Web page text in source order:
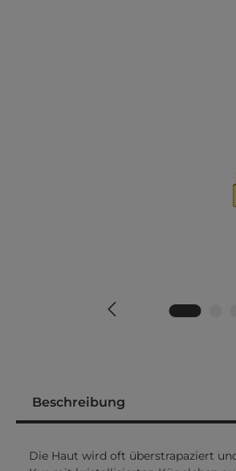
Beschreibung
Die Haut wird oft überstrapaziert